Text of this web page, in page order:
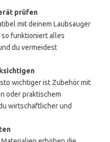
prüfen
mit deinem Laubsauger
so funktioniert alles
du vermeidest
wichtiger ist Zubehör mit
oder praktischem
wirtschaftlicher und